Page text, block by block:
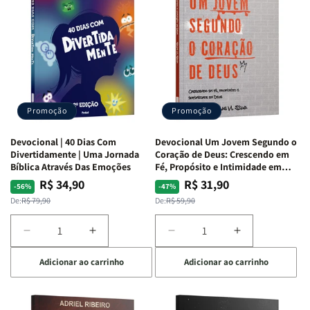
Isabelle
S.
Alves
|
Isabelle
S.
Alves
da
Bíblia
Equipe
Teológica
Penkal
da
Bíblia
|
Equipe
Teológica
Penkal
Promoção
Devocional | 40 Dias Com
Divertidamente | Uma Jornada
Bíblica Através Das Emoções
-56%
Preço
normal
De:R$ 79,90
Preço
promocional
R$ 34,90
Diminuir
a
quantidade
de
Devocional
Aumentar
a
quantidade
de
Devocional
Adicionar ao carrinho
Promoção
Devocional Um Jovem Segundo o
Coração de Deus: Crescendo em
Fé, Propósito e Intimidade em
Deus
-47%
Preço
normal
De:R$ 59,90
Preço
promocional
R$ 31,90
Diminuir
a
quantidade
de
Devocional
Aumentar
a
quantidade
de
Devocional
Adicionar ao carrinho